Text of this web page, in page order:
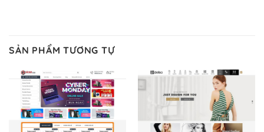
toàn bộ web.
Và bạn có toàn quyền tự do khi quyết định nơi lưu trữ
trang web WordPress của bạn.
Dễ dàng lựa chọn Hosting cho website WordPress
SẢN PHẨM TƯƠNG TỰ